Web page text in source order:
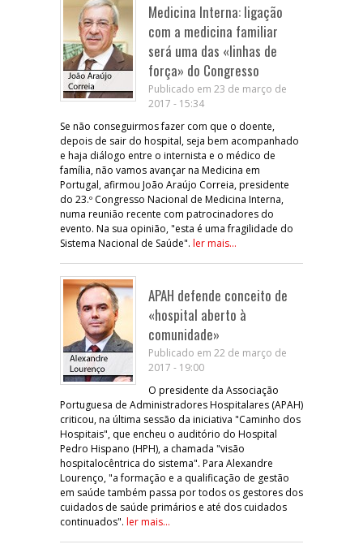
Medicina Interna: ligação
com a medicina familiar
será uma das «linhas de
força» do Congresso
Publicado em 23 de março de
2017 - 15:34
Se não conseguirmos fazer com que o doente,
depois de sair do hospital, seja bem acompanhado
e haja diálogo entre o internista e o médico de
família, não vamos avançar na Medicina em
Portugal, afirmou João Araújo Correia, presidente
do 23.º Congresso Nacional de Medicina Interna,
numa reunião recente com patrocinadores do
evento. Na sua opinião, "esta é uma fragilidade do
Sistema Nacional de Saúde". ler mais...
APAH defende conceito de
«hospital aberto à
comunidade»
Publicado em 22 de março de
2017 - 19:00
O presidente da Associação
Portuguesa de Administradores Hospitalares (APAH)
criticou, na última sessão da iniciativa "Caminho dos
Hospitais", que encheu o auditório do Hospital
Pedro Hispano (HPH), a chamada "visão
hospitalocêntrica do sistema". Para Alexandre
Lourenço, "a formação e a qualificação de gestão
em saúde também passa por todos os gestores dos
cuidados de saúde primários e até dos cuidados
continuados". ler mais...